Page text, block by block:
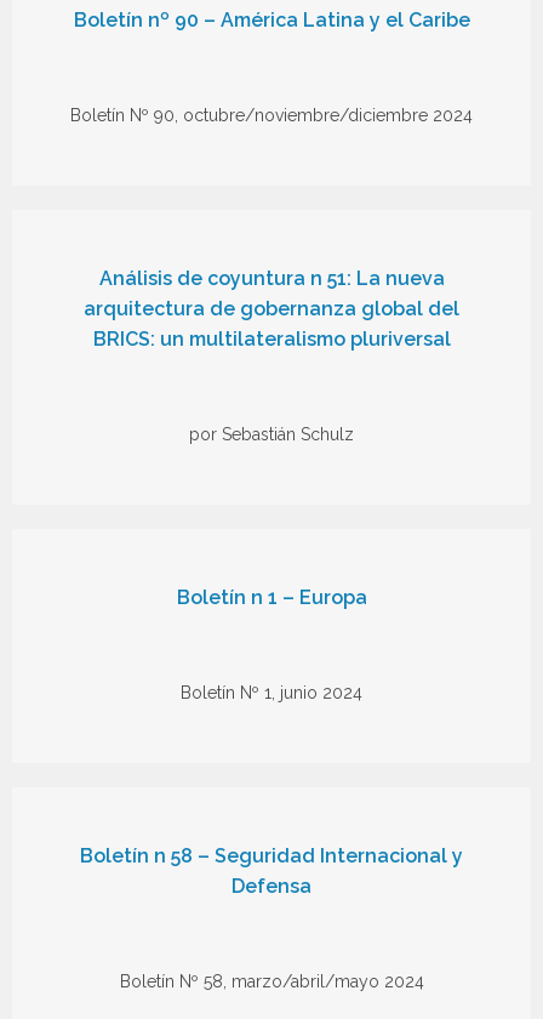
Boletín nº 90 – América Latina y el Caribe
Boletín Nº 90, octubre/noviembre/diciembre 2024
Análisis de coyuntura n 51: La nueva
arquitectura de gobernanza global del
BRICS: un multilateralismo pluriversal
por Sebastián Schulz
Boletín n 1 – Europa
Boletín Nº 1, junio 2024
Boletín n 58 – Seguridad Internacional y
Defensa
Boletín Nº 58, marzo/abril/mayo 2024